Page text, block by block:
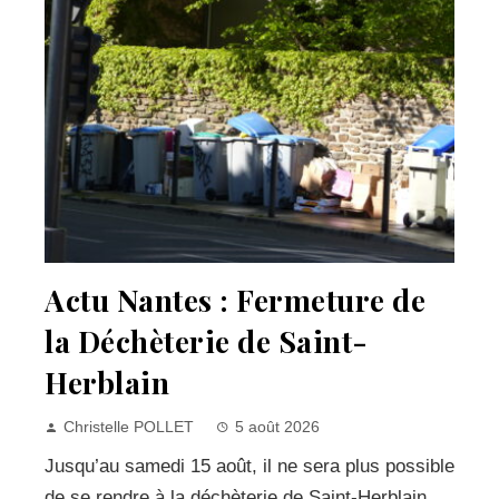
Actu Nantes : Fermeture de
la Déchèterie de Saint-
Herblain
Christelle POLLET 5 août 2026
Jusqu’au samedi 15 août, il ne sera plus possible